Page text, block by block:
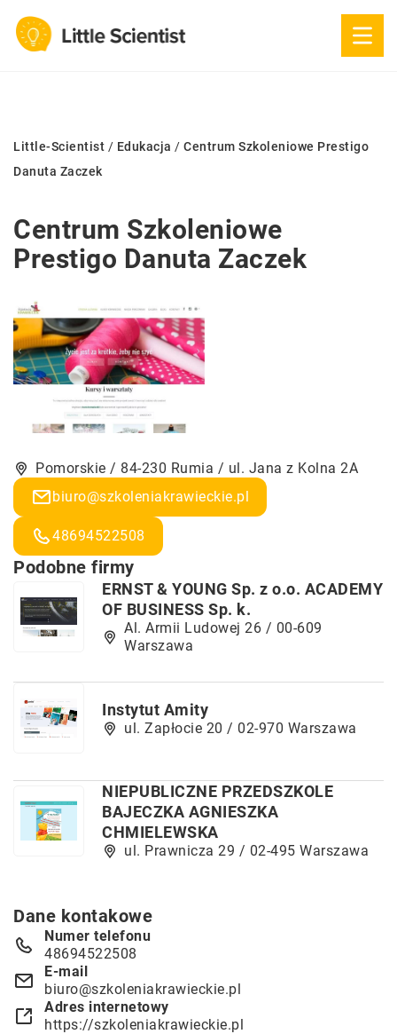
Little-Scientist / Edukacja / Centrum Szkoleniowe Prestigo
Danuta Zaczek
Centrum Szkoleniowe
Prestigo Danuta Zaczek
Pomorskie / 84-230 Rumia / ul. Jana z Kolna 2A
biuro@szkoleniakrawieckie.pl
48694522508
Podobne firmy
ERNST & YOUNG Sp. z o.o. ACADEMY
OF BUSINESS Sp. k.
Al. Armii Ludowej 26 / 00-609
Warszawa
Instytut Amity
ul. Zapłocie 20 / 02-970 Warszawa
NIEPUBLICZNE PRZEDSZKOLE
BAJECZKA AGNIESZKA
CHMIELEWSKA
ul. Prawnicza 29 / 02-495 Warszawa
Dane kontakowe
Numer telefonu
48694522508
E-mail
biuro@szkoleniakrawieckie.pl
Adres internetowy
https://szkoleniakrawieckie.pl